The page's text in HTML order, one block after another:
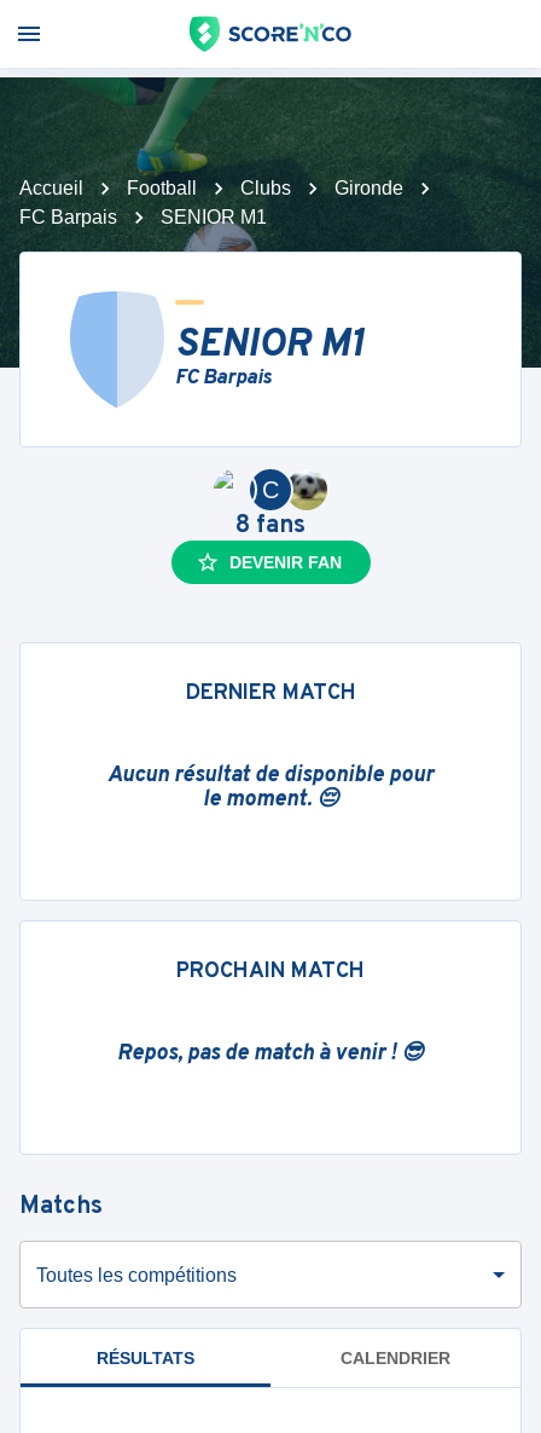
Accueil Football Clubs
Gironde
FC Barpais
SENIOR M1
SENIOR M1
FC Barpais
C
8 fans
DEVENIR FAN
DERNIER MATCH
Aucun résultat de disponible pour
le moment. 😔
PROCHAIN MATCH
Repos, pas de match à venir ! 😎
Matchs
Toutes les compétitions
RÉSULTATS CALENDRIER